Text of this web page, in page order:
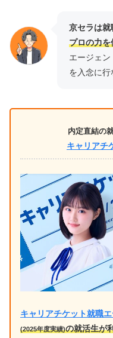
京セラは就
プロの力を
エージェ
を入念に行
内定直結の
キャリアチ
キャリアチケット就職
(2025年度実績)の就活生が